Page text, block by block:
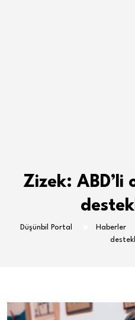
Zizek: ABD’li
Düşünbil Portal Haberler